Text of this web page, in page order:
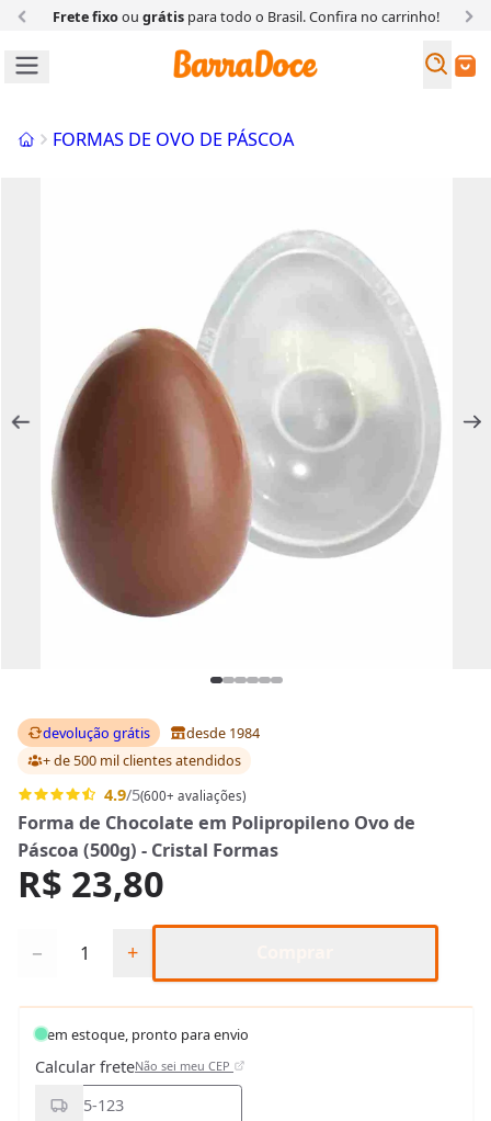
Frete fixoou grátispara todo o Brasil. Confira no carrinho!
Buscar
InícioFORMAS DE OVO DE PÁSCOA
devolução grátis
desde 1984
+ de 500 mil clientesatendidos
4.9/5(600+ avaliações)
Forma de Chocolate em Polipropileno Ovo de
Páscoa (500g) - Cristal Formas
R$ 23,80
− +
em estoque, pronto para envio
Calcular freteNão sei meu CEP